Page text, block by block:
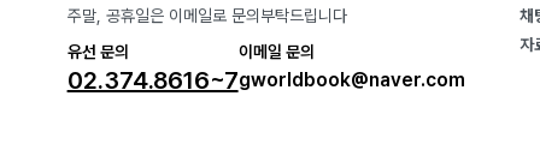
주말, 공휴일은 이메일로 문의부탁드립니다
유선 문의
02.374.8616~7
이메일 문의
gworldbook@naver.com
채
자